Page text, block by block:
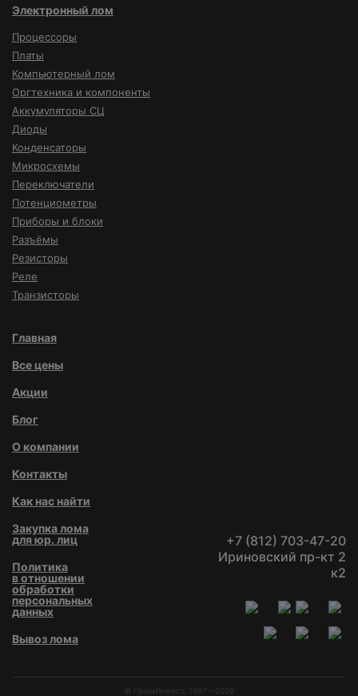
Электронный лом
Процессоры
Платы
Компьютерный лом
Оргтехника и компоненты
Аккумуляторы СЦ
Диоды
Конденсаторы
Микросхемы
Переключатели
Потенциометры
Приборы и блоки
Разъёмы
Резисторы
Реле
Транзисторы
Главная
Все цены
Акции
Блог
О компании
Контакты
Как нас найти
Закупка лома
для юр. лиц
Политика
в отношении
обработки
персональных
данных
Вывоз лома
+7 (812) 703-47-20
Ириновский пр-кт 2
к2
© ПромИнвест, 1997—2026